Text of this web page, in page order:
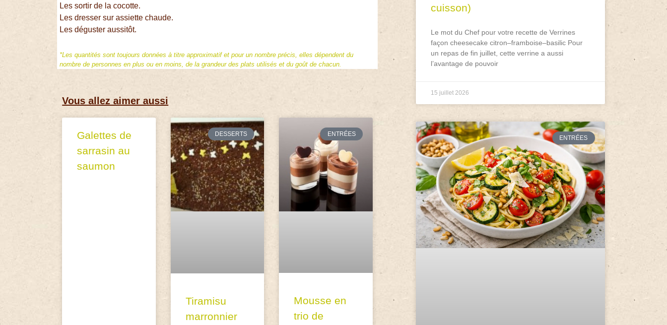
Les sortir de la cocotte.
Les dresser sur assiette chaude.
Les déguster aussitôt.
*Les quantités sont toujours données à titre approximatif et pour un nombre précis, elles dépendent du
nombre de personnes en plus ou en moins, de la grandeur des plats utilisés et du goût de chacun.
Vous allez aimer aussi
Galettes de
sarrasin au
saumon
DESSERTS
Tiramisu
marronnier
ENTRÉES
Mousse en
trio de
cuisson)
Le mot du Chef pour votre recette de Verrines
façon cheesecake citron–framboise–basilic Pour
un repas de fin juillet, cette verrine a aussi
l’avantage de pouvoir
15 juillet 2026
ENTRÉES